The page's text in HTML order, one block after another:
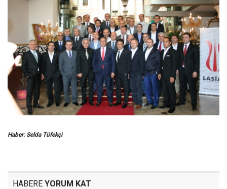
Haber: Selda Tüfekçi
HABERE YORUM KAT